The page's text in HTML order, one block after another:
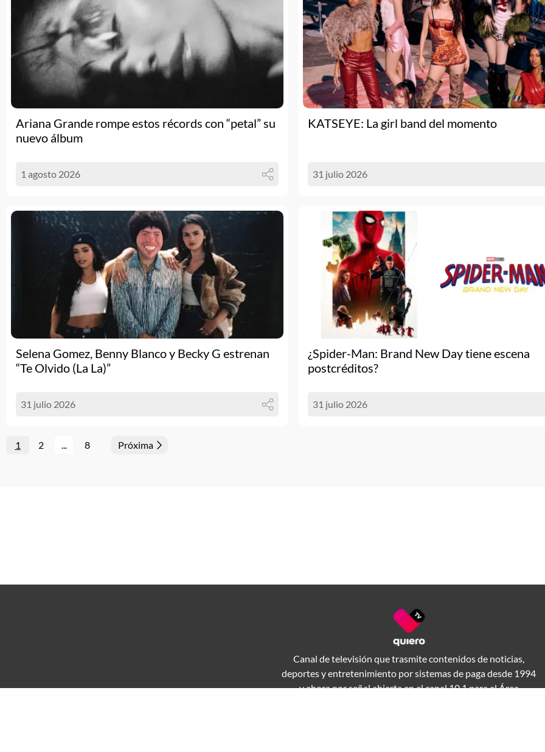
Ariana Grande rompe estos récords con “petal” su
nuevo álbum
1 agosto 2026
KATSEYE: La girl band del momento
31 julio 2026
Selena Gomez, Benny Blanco y Becky G estrenan
“Te Olvido (La La)”
31 julio 2026
¿Spider-Man: Brand New Day tiene escena
postcréditos?
31 julio 2026
1 2 ... 8 Próxima
Canal de televisión que trasmite contenidos de noticias,
deportes y entretenimiento por sistemas de paga desde 1994
y ahora por señal abierta en el canal 10.1 para el Área